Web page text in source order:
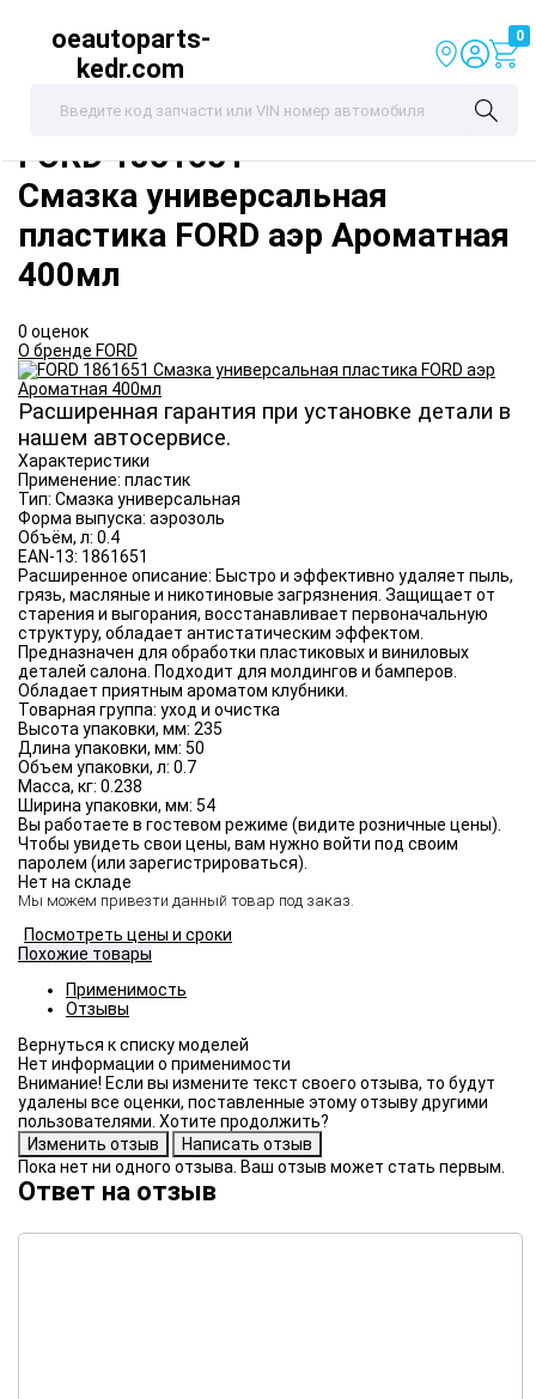
oeautoparts-
kedr.com
0
FORD1861651
Смазка универсальная
пластика FORD аэр Ароматная
400мл
0 оценок
О бренде FORD
Расширенная гарантия при установке детали в
нашем автосервисе.
Характеристики
Применение: пластик
Тип: Смазка универсальная
Форма выпуска: аэрозоль
Объём, л: 0.4
EAN-13: 1861651
Расширенное описание: Быстро и эффективно удаляет пыль,
грязь, масляные и никотиновые загрязнения. Защищает от
старения и выгорания, восстанавливает первоначальную
структуру, обладает антистатическим эффектом.
Предназначен для обработки пластиковых и виниловых
деталей салона. Подходит для молдингов и бамперов.
Обладает приятным ароматом клубники.
Товарная группа: уход и очистка
Высота упаковки, мм: 235
Длина упаковки, мм: 50
Объем упаковки, л: 0.7
Масса, кг: 0.238
Ширина упаковки, мм: 54
Вы работаете в гостевом режиме (видите розничные цены).
Чтобы увидеть свои цены, вам нужно войти под своим
паролем (или зарегистрироваться).
Нет на складе
Мы можем привезти данный товар под заказ.
Посмотреть цены и сроки
Похожие товары
Применимость
Отзывы
Нет информации о применимости
Внимание! Если вы измените текст своего отзыва, то будут
удалены все оценки, поставленные этому отзыву другими
пользователями. Хотите продолжить?
Пока нет ни одного отзыва. Ваш отзыв может стать первым.
Ответ на отзыв